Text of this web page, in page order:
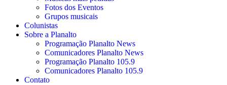
Fotos dos Eventos
Grupos musicais
Colunistas
Sobre a Planalto
Programação Planalto News
Comunicadores Planalto News
Programação Planalto 105.9
Comunicadores Planalto 105.9
Contato